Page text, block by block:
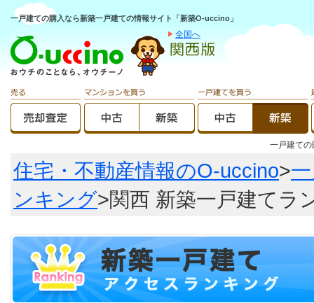
一戸建ての購入なら新築一戸建ての情報サイト「新築O-uccino」
全国へ
一戸建て
住宅・不動産情報のO-uccino>
ンキング>関西 新築一戸建てラ